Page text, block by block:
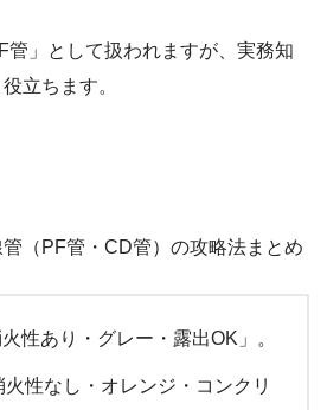
管」として扱われますが、実務知
立ちます。
（PF管・CD管）の攻略法まとめ
性あり・グレー・露出OK」。
性なし・オレンジ・コンクリ